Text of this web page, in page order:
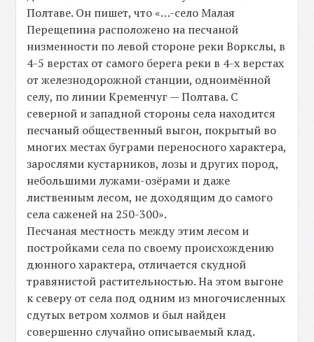
Полтаве. Он пишет, что «…-село Малая
Перещепина расположено на песчаной
низменности по левой стороне реки Воркслы, в
4-5 верстах от самого берега реки в 4-х верстах
от железнодорожной станции, одноимённой
селу, по линии Кременчуг — Полтава. С
северной и западной стороны села находится
песчаный общественный выгон, покрытый во
многих местах буграми переносного характера,
зарослями кустарников, лозы и других пород,
небольшими лужами-озёрами и даже
лиственным лесом, не доходящим до самого
села саженей на 250-300».
Песчаная местность между этим лесом и
постройками села по своему происхождению
дюнного характера, отличается скудной
травянистой растительностью. На этом выгоне
к северу от села под одним из многочисленных
сдутых ветром холмов и был найден
совершенно случайно описываемый клад.